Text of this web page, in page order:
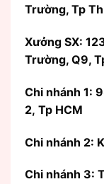
Trường, Tp
Xưởng SX:
Trường, Q9,
Chi nhánh 1:
2, Tp HCM
Chi nhánh 2:
Chi nhánh 3: